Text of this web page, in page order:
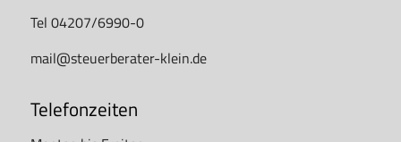
Tel 04207/6990-0
mail@steuerberater-klein.de
Telefonzeiten